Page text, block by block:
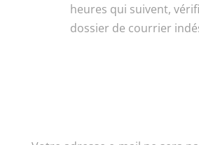
heures qui suivent,
dossier de courrier